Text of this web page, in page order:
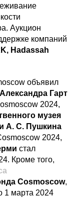
Аукцион
компаний
Hadassah
объявил
Александра Гарт
2024,
музея
А. С. Пушкина
2024,
стал
Кроме того,
Cosmoscow,
1 марта 2024